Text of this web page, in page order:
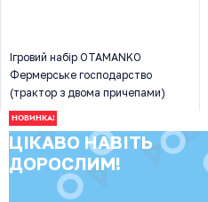
Ігровий набір OTAMANKO
Фермерське господарство
(трактор з двома причепами)
НОВИНКА!
ЦІКАВО НАВІТЬ
ДОРОСЛИМ!